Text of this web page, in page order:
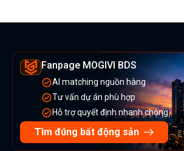
Fanpage MOGIVI BDS
AI matching nguồn hàng
Tư vấn dự án phù hợp
Hỗ trợ quyết định nhanh chóng
Tìm đúng bất động sản